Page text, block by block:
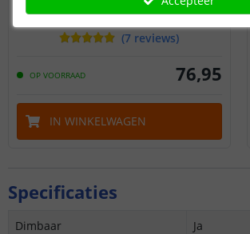
met oplader
(7 reviews)
OP VOORRAAD 76,95
IN WINKELWAGEN
Specificaties
Dimbaar
Ja